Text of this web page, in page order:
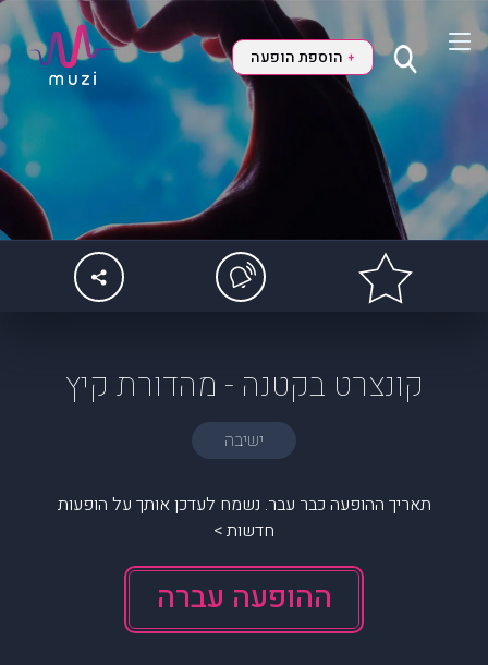
+ הוספת הופעה
קונצרט בקטנה - מהדורת קיץ
ישיבה
תאריך ההופעה כבר עבר. נשמח לעדכן אותך על הופעות
חדשות >
ההופעה עברה